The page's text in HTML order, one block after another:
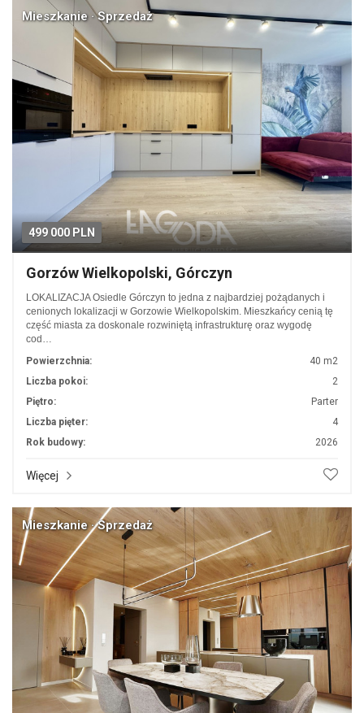
499 000 PLN
Mieszkanie · Sprzedaż
Gorzów Wielkopolski, Górczyn
LOKALIZACJA Osiedle Górczyn to jedna z najbardziej pożądanych i
cenionych lokalizacji w Gorzowie Wielkopolskim. Mieszkańcy cenią tę
część miasta za doskonale rozwiniętą infrastrukturę oraz wygodę
cod…
Powierzchnia:
40 m2
Liczba pokoi:
2
Piętro:
Parter
Liczba pięter:
4
Rok budowy:
2026
Więcej
Mieszkanie · Sprzedaż